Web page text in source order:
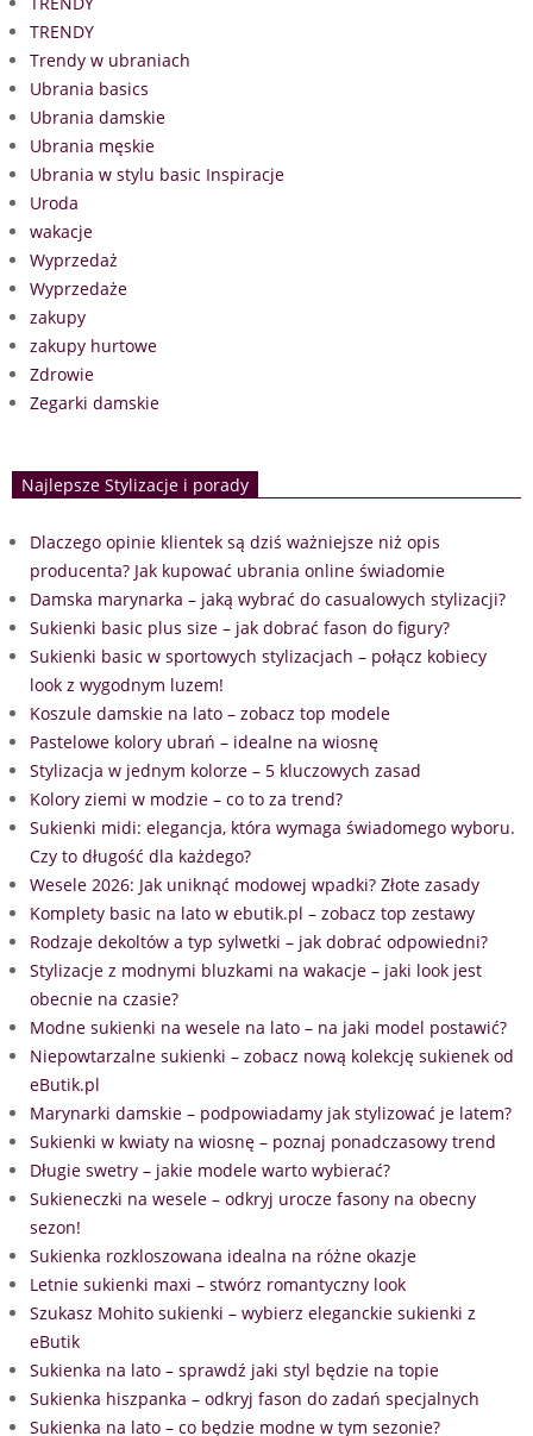
TRENDY
Trendy w ubraniach
Ubrania basics
Ubrania damskie
Ubrania męskie
Ubrania w stylu basic Inspiracje
Uroda
wakacje
Wyprzedaż
Wyprzedaże
zakupy
zakupy hurtowe
Zdrowie
Zegarki damskie
Najlepsze Stylizacje i porady
Dlaczego opinie klientek są dziś ważniejsze niż opis
producenta? Jak kupować ubrania online świadomie
Damska marynarka – jaką wybrać do casualowych stylizacji?
Sukienki basic plus size – jak dobrać fason do figury?
Sukienki basic w sportowych stylizacjach – połącz kobiecy
look z wygodnym luzem!
Koszule damskie na lato – zobacz top modele
Pastelowe kolory ubrań – idealne na wiosnę
Stylizacja w jednym kolorze – 5 kluczowych zasad
Kolory ziemi w modzie – co to za trend?
Sukienki midi: elegancja, która wymaga świadomego wyboru.
Czy to długość dla każdego?
Wesele 2026: Jak uniknąć modowej wpadki? Złote zasady
Komplety basic na lato w ebutik.pl – zobacz top zestawy
Rodzaje dekoltów a typ sylwetki – jak dobrać odpowiedni?
Stylizacje z modnymi bluzkami na wakacje – jaki look jest
obecnie na czasie?
Modne sukienki na wesele na lato – na jaki model postawić?
Niepowtarzalne sukienki – zobacz nową kolekcję sukienek od
eButik.pl
Marynarki damskie – podpowiadamy jak stylizować je latem?
Sukienki w kwiaty na wiosnę – poznaj ponadczasowy trend
Długie swetry – jakie modele warto wybierać?
Sukieneczki na wesele – odkryj urocze fasony na obecny
sezon!
Sukienka rozkloszowana idealna na różne okazje
Letnie sukienki maxi – stwórz romantyczny look
Szukasz Mohito sukienki – wybierz eleganckie sukienki z
eButik
Sukienka na lato – sprawdź jaki styl będzie na topie
Sukienka hiszpanka – odkryj fason do zadań specjalnych
Sukienka na lato – co będzie modne w tym sezonie?